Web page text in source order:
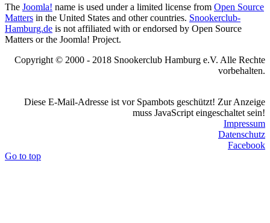
The Joomla! name is used under a limited license from Open Source
Matters in the United States and other countries. Snookerclub-
Hamburg.de is not affiliated with or endorsed by Open Source
Matters or the Joomla! Project.
Copyright © 2000 - 2018 Snookerclub Hamburg e.V. Alle Rechte
vorbehalten.
Diese E-Mail-Adresse ist vor Spambots geschützt! Zur Anzeige
muss JavaScript eingeschaltet sein!
Impressum
Datenschutz
Facebook
Go to top